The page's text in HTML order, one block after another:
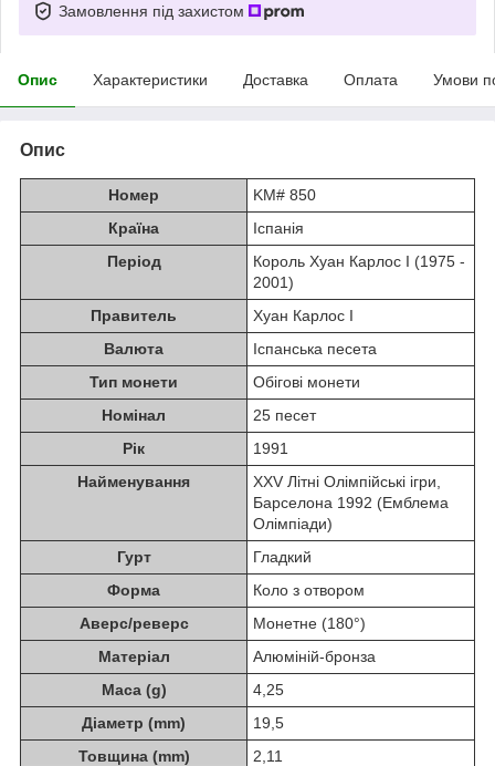
Замовлення під захистом
Опис Характеристики Доставка Оплата Умови
Опис
Номер
KM# 850
Країна
Іспанія
Період
Король Хуан Карлос I (1975 -
2001)
Правитель
Хуан Карлос I
Валюта
Іспанська песета
Тип монети
Обігові монети
Номінал
25 песет
Рік
1991
Найменування
XXV Літні Олімпійські ігри,
Барселона 1992 (Емблема
Олімпіади)
Гурт
Гладкий
Форма
Коло з отвором
Аверс/реверс
Монетне (180°)
Матеріал
Алюміній-бронза
Маса (g)
4,25
Діаметр (mm)
19,5
Товщина (mm)
2,11